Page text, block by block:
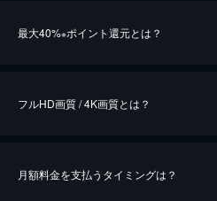
最大40%※ポイント還元とは？
※40％ポイント還元の対象は、クレジットカード
iOSアプリのUコイン決済による作品の購入 /
フルHD画質 / 4K画質とは？
月額料金を支払うタイミングは？